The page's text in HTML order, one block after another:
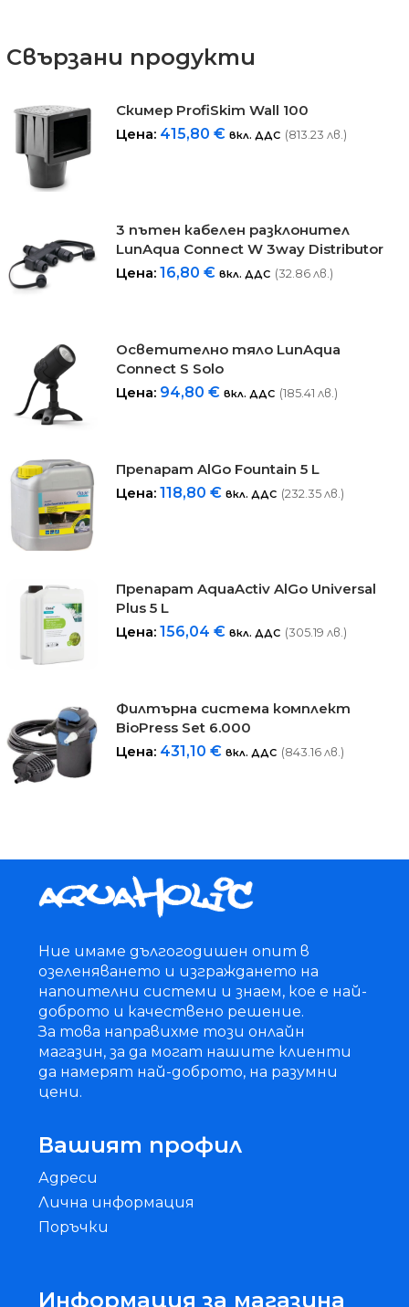
Свързани продукти
Скимер ProfiSkim Wall 100
Цена: 415,80€ вкл. ДДС (813.23 лв.)
3 пътен кабелен разклонител
LunAqua Connect W 3way Distributor​
Цена:16,80€ вкл. ДДС (32.86 лв.)
Осветително тяло LunAqua
Connect S Solo
Цена: 94,80€ вкл. ДДС (185.41 лв.)
Препарат AlGo Fountain 5 L
Цена:118,80€ вкл. ДДС (232.35 лв.)
Препарат AquaActiv AlGo Universal
Plus 5 L
Цена:156,04€ вкл. ДДС (305.19 лв.)
Филтърна система комплект
BioPress Set 6.000
Цена: 431,10€ вкл. ДДС (843.16 лв.)
Ние имаме дългогодишен опит в
озеленяването и изграждането на
напоителни системи и знаем, кое е най-
доброто и качествено решение.
За това направихме този онлайн
магазин, за да могат нашите клиенти
да намерят най-доброто, на разумни
цени.
Вашият профил
Адреси
Лична информация
Поръчки
Информация за магазина